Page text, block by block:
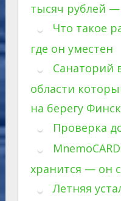
тысяч рублей
Что такое
где он уместен
Санаторий
области
на берегу
Проверка
хранится — он
Летняя